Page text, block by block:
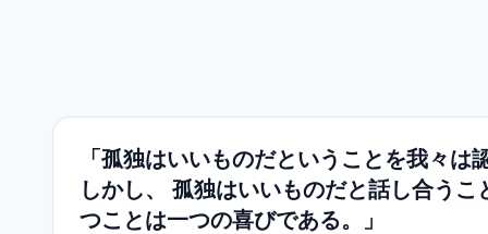
「孤独はいいものだということを我々は
しかし、 孤独はいいものだと話し合うこ
つことは一つの喜びである。」